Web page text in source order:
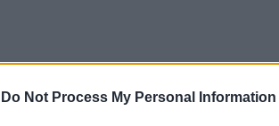
Do Not Process My Personal Information
tardi per fare qualcosa”,